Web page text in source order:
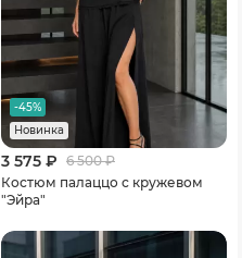
-45%
Новинка
3 575 ₽ 6 500₽
Костюм палаццо с кружевом
"Эйра"